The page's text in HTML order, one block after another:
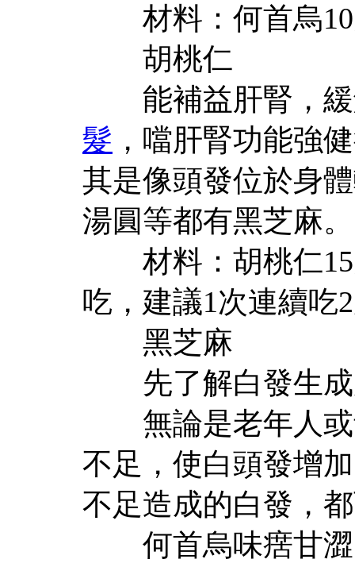
材料：何首烏10
胡桃仁
能補益肝腎，緩
髮 ，噹肝腎功能強
其是像頭發位於身
湯圓等都有黑芝麻。
材料：胡桃仁15
吃，建議1次連續吃
黑芝麻
先了解白發生成
無論是老年人或
不足，使白頭發增
不足造成的白發，
何首烏味瘔甘澀